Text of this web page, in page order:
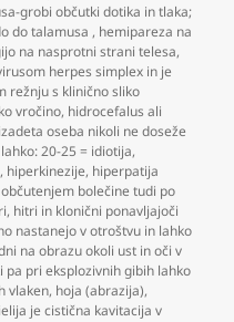
grobi občutki dotika in tlaka;
do talamusa , hemipareza na
na nasprotni strani telesa,
herpes simplex in je
režnju s klinično sliko
vročino, hidrocefalus ali
oseba nikoli ne doseže
20-25 = idiotija,
, hiperkinezije, hiperpatija
bolečine tudi po
, hitri in klonični ponavljajoči
nastanejo v otroštvu in lahko
na obrazu okoli ust in oči v
pa pri eksplozivnih gibih lahko
vlaken, hoja (abrazija),
je cistična kavitacija v